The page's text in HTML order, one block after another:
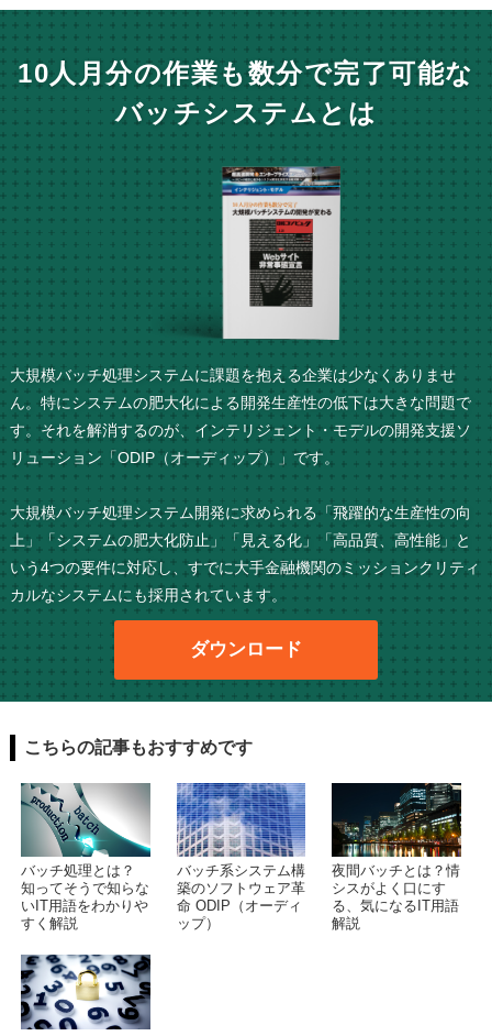
10人月分の作業も数分で完了可能な
バッチシステムとは
大規模バッチ処理システムに課題を抱える企業は少なくありませ
ん。特にシステムの肥大化による開発生産性の低下は大きな問題で
す。それを解消するのが、インテリジェント・モデルの開発支援ソ
リューション「ODIP（オーディップ）」です。
大規模バッチ処理システム開発に求められる「飛躍的な生産性の向
上」「システムの肥大化防止」「見える化」「高品質、高性能」と
いう4つの要件に対応し、すでに大手金融機関のミッションクリティ
カルなシステムにも採用されています。
ダウンロード
こちらの記事もおすすめです
バッチ処理とは？
知ってそうで知らな
いIT用語をわかりや
すく解説
バッチ系システム構
築のソフトウェア革
命 ODIP（オーディ
ップ）
夜間バッチとは？情
シスがよく口にす
る、気になるIT用語
解説